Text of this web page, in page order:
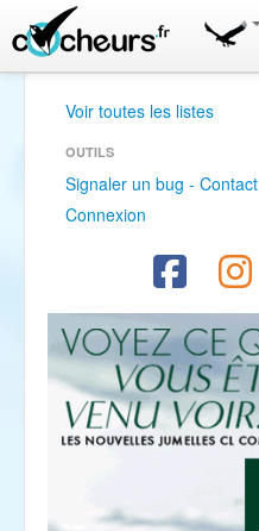
Voir toutes les listes
OUTILS
Signaler un bug - Contact
Connexion